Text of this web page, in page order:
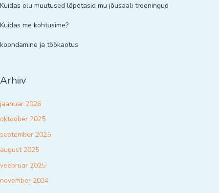
Kuidas elu muutused lõpetasid mu jõusaali treeningud
Kuidas me kohtusime?
koondamine ja töökaotus
Arhiiv
jaanuar 2026
oktoober 2025
september 2025
august 2025
veebruar 2025
november 2024